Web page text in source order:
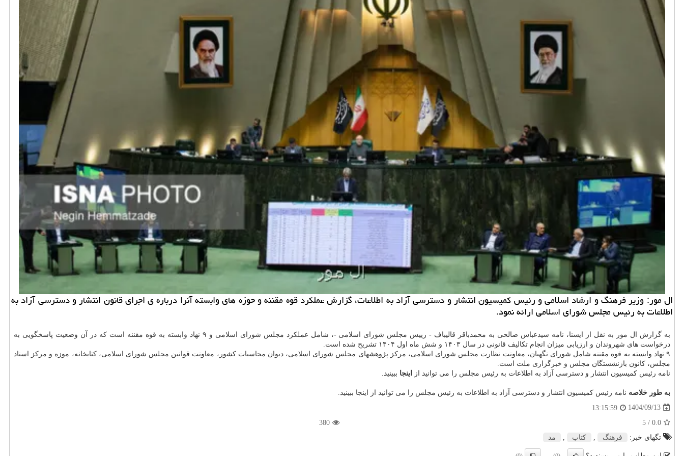
ال مور: وزیر فرهنگ و ارشاد اسلامی و رئیس کمیسیون انتشار و دسترسی آزاد به اطلاعات، گزارش عملکرد قوه مقننه و حوزه های وابسته آنرا درباره ی اجرای قانون انتشار و دسترسی آزاد به
اطلاعات به رئیس مجلس شورای اسلامی ارائه نمود.
به گزارش ال مور به نقل از ایسنا، نامه سیدعباس صالحی به محمدباقر قالیباف - رییس مجلس شورای اسلامی -، شامل عملکرد مجلس شورای اسلامی و ۹ نهاد وابسته به قوه مقننه است که در آن وضعیت پاسخگویی به
درخواست های شهروندان و ارزیابی میزان انجام تکالیف قانونی در سال ۱۴۰۳ و شش ماه اول ۱۴۰۴ تشریح شده است.
۹ نهاد وابسته به قوه مقننه شامل شورای نگهبان، معاونت نظارت مجلس شورای اسلامی، مرکز پژوهشهای مجلس شورای اسلامی، دیوان محاسبات کشور، معاونت قوانین مجلس شورای اسلامی، کتابخانه، موزه و مرکز اسناد
مجلس، کانون بازنشستگان مجلس و خبرگزاری ملت است.
نامه رئیس کمیسیون انتشار و دسترسی آزاد به اطلاعات به رئیس مجلس را می توانید از
اینجا ببینید.
به طور خلاصه نامه رئیس کمیسیون انتشار و دسترسی آزاد به اطلاعات به رئیس مجلس را می توانید از اینجا ببینید.
1404/09/13
13:15:59
0.0
/ 5
380
تگهای خبر:
فرهنگ كتاب مد